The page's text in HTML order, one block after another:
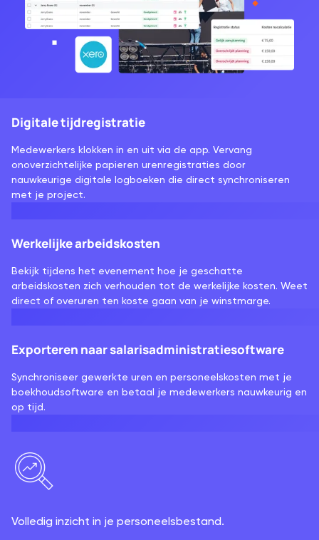
Digitale tijdregistratie
Medewerkers klokken in en uit via de app. Vervang
onoverzichtelijke papieren urenregistraties door
nauwkeurige digitale logboeken die direct synchroniseren
met je project.
Werkelijke arbeidskosten
Bekijk tijdens het evenement hoe je geschatte
arbeidskosten zich verhouden tot de werkelijke kosten. Weet
direct of overuren ten koste gaan van je winstmarge.
Exporteren naar salarisadministratiesoftware
Synchroniseer gewerkte uren en personeelskosten met je
boekhoudsoftware en betaal je medewerkers nauwkeurig en
op tijd.
Volledig inzicht in je personeelsbestand.